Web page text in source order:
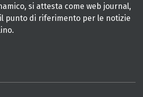
si attesta come web journal,
punto di riferimento per le notizie